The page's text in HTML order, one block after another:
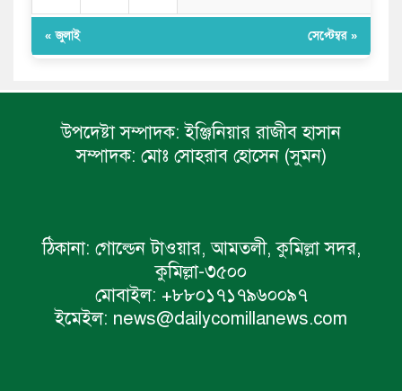
« জুলাই সেপ্টেম্বর »
উপদেষ্টা সম্পাদক: ইঞ্জিনিয়ার রাজীব হাসান
সম্পাদক: মোঃ সোহরাব হোসেন (সুমন)
ঠিকানা: গোল্ডেন টাওয়ার, আমতলী, কুমিল্লা সদর,
কুমিল্লা-৩৫০০
মোবাইল: +৮৮০১৭১৭৯৬০০৯৭
ইমেইল: news@dailycomillanews.com